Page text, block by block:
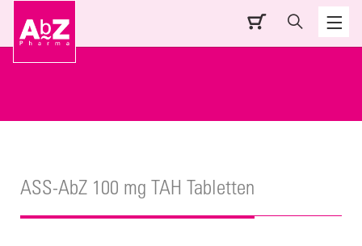
ASS-AbZ 100 mg TAH Tabletten